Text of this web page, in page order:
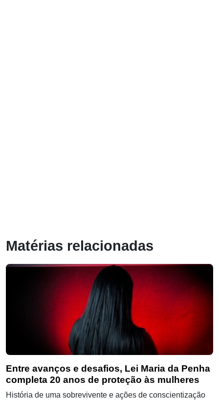
Matérias relacionadas
Entre avanços e desafios, Lei Maria da Penha
completa 20 anos de proteção às mulheres
História de uma sobrevivente e ações de conscientização